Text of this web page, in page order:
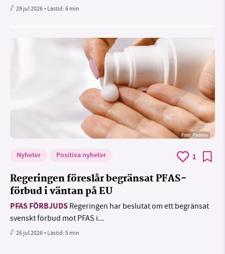
29 jul 2026• Lästid:6 min
Foto:Pixabay
Nyheter Positiva nyheter 1
Regeringen föreslår begränsat PFAS-
förbud i väntan på EU
PFAS FÖRBJUDS Regeringen har beslutat om ett begränsat
svenskt förbud mot PFAS i...
26 jul 2026• Lästid:5 min